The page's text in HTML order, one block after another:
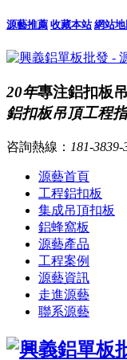
源藝推薦 收藏本站 網站地
20年專注鋁扣板
鋁扣板吊頂工程
咨詢熱線： 181-3839-
源藝首頁
工程鋁扣板
集成吊頂扣板
鋁蜂窩板
源藝產品
工程案例
源藝資訊
走進源藝
聯系源藝